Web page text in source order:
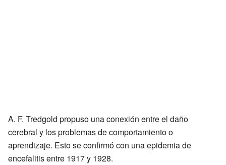
A. F. Tredgold propuso una conexión entre el daño
cerebral y los problemas de comportamiento o
aprendizaje. Esto se confirmó con una epidemia de
encefalitis entre 1917 y 1928.